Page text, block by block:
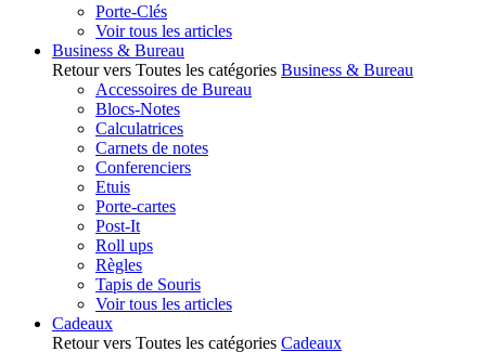
Porte-Clés
Voir tous les articles
Business & Bureau
Retour vers Toutes les catégories Business & Bureau
Accessoires de Bureau
Blocs-Notes
Calculatrices
Carnets de notes
Conferenciers
Etuis
Porte-cartes
Post-It
Roll ups
Règles
Tapis de Souris
Voir tous les articles
Cadeaux
Retour vers Toutes les catégories Cadeaux